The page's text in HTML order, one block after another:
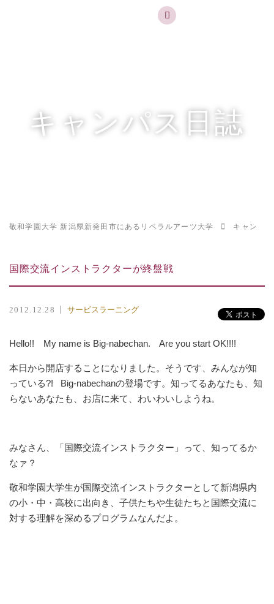
キャンパス日誌
敬和学園大学 新潟県新発田市にあるリベラルアーツ大学 キャンパ
国際交流インストラクターが終盤戦
2012.12.28 サービスラーニング
Hello!! My name is Big-nabechan. Are you start OK!!!!
本日から開店することになりました。そうです、みんなが知
っている?! Big-nabechanの登場です。知ってるあなたも、知
らないあなたも、お店に来て、わいわいしようね。
みなさん、「国際交流インストラクター」って、知ってるか
なァ？
敬和学園大学生が国際交流インストラクターとして新潟県内
の小・中・高校に出向き、子供たちや生徒たちと国際交流に
対する理解を深めるプログラムなんだよ。